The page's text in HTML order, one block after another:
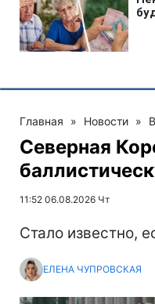
Главная » Новости »
Северная
11:52 06.08.2026 Чт
Стало известно,
ЕЛЕНА ЧУПРОВСКАЯ